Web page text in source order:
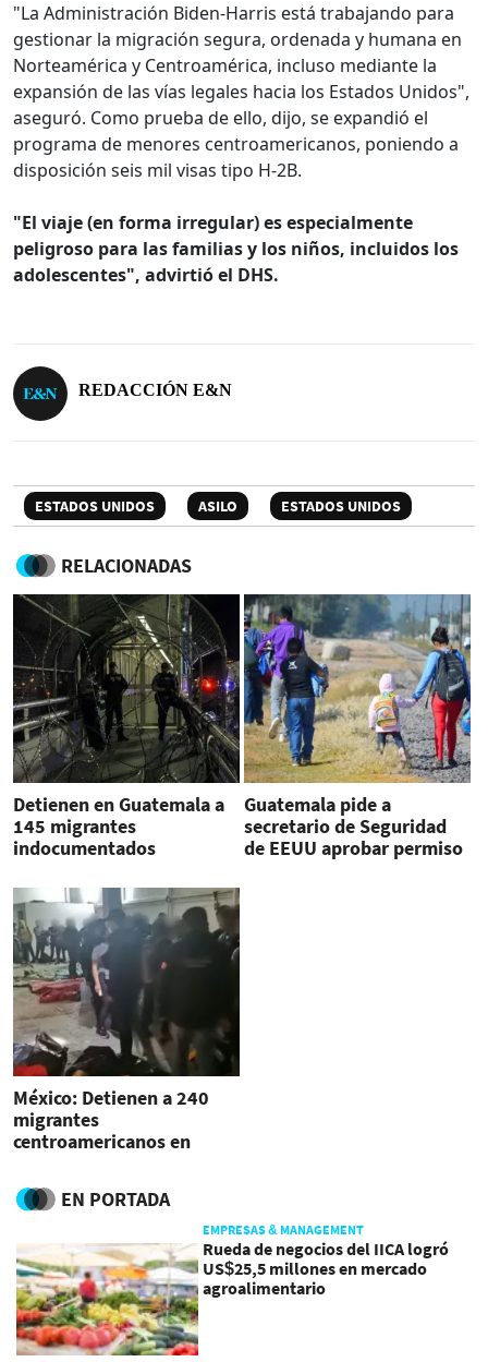
"La Administración Biden-Harris está trabajando para
gestionar la migración segura, ordenada y humana en
Norteamérica y Centroamérica, incluso mediante la
expansión de las vías legales hacia los Estados Unidos",
aseguró. Como prueba de ello, dijo, se expandió el
programa de menores centroamericanos, poniendo a
disposición seis mil visas tipo H-2B.
"El viaje (en forma irregular) es especialmente
peligroso para las familias y los niños, incluidos los
adolescentes", advirtió el DHS.
REDACCIÓN E&N
ESTADOS UNIDOS ASILO ESTADOS UNIDOS
RELACIONADAS
Detienen en Guatemala a
145 migrantes
indocumentados
Guatemala pide a
secretario de Seguridad
de EEUU aprobar permiso
México: Detienen a 240
migrantes
centroamericanos en
menores
EN PORTADA
EMPRESAS & MANAGEMENT
Rueda de negocios del IICA logró
US$25,5 millones en mercado
agroalimentario